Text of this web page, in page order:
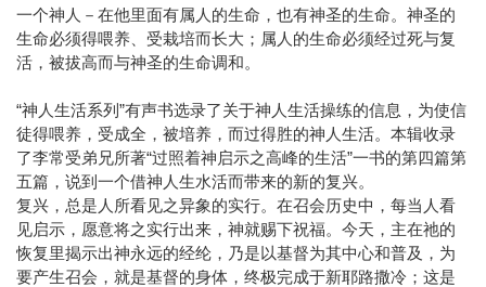
一个神人－在他里面有属人的生命，也有神圣的生命。神圣的
生命必须得喂养、受栽培而长大；属人的生命必须经过死与复
活，被拔高而与神圣的生命调和。
“神人生活系列”有声书选录了关于神人生活操练的信息，为使信
徒得喂养，受成全，被堷养，而过得胜的神人生活。本辑收录
了李常受弟兄所著“过照着神启示之高峰的生活”一书的第四篇第
五篇，说到一个借神人生水活而带来的新的复兴。
复兴，总是人所看见之异象的实行。在召会历史中，每当人看
见启示，愿意将之实行出来，神就赐下祝福。今天，主在祂的
恢复里揭示出神永远的经纶，乃是以基督为其中心和普及，为
要产生召会，就是基督的身体，终极完成于新耶路撒冷；这是